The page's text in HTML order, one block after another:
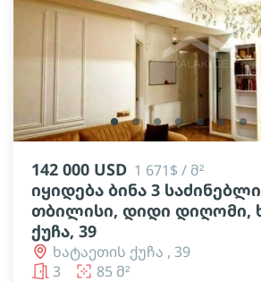
lens lens lens lens lens lens lens
142 000 USD 1 671$ / მ²
იყიდება ბინა 3
თბილისი, დიდი დიღომი,
ქუჩა, 39
ხატაეთის ქუჩა , 39
3
85 მ²